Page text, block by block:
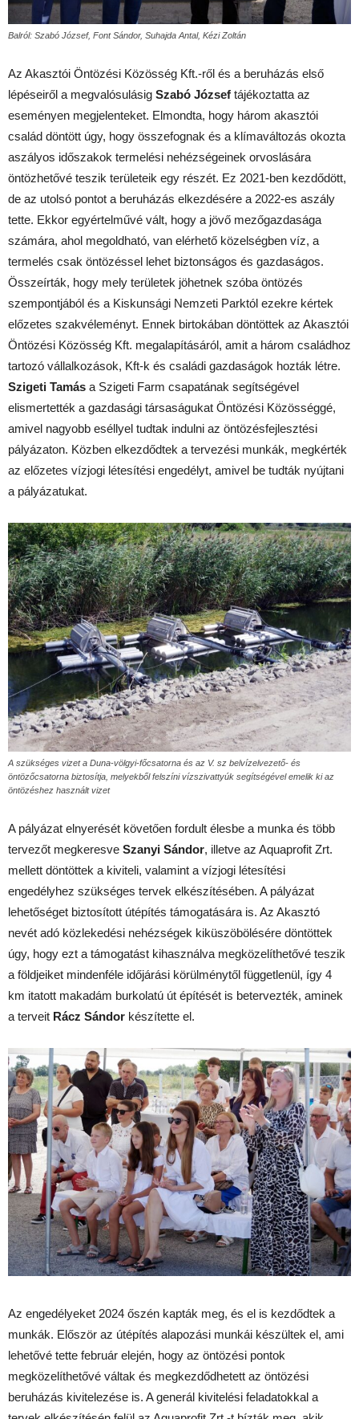
Balról: Szabó József, Font Sándor, Suhajda Antal, Kézi Zoltán
Az Akasztói Öntözési Közösség Kft.-ről és a beruházás első
lépéseiről a megvalósulásig Szabó József tájékoztatta az
eseményen megjelenteket. Elmondta, hogy három akasztói
család döntött úgy, hogy összefognak és a klímaváltozás okozta
aszályos időszakok termelési nehézségeinek orvoslására
öntözhetővé teszik területeik egy részét. Ez 2021-ben kezdődött,
de az utolsó pontot a beruházás elkezdésére a 2022-es aszály
tette. Ekkor egyértelművé vált, hogy a jövő mezőgazdasága
számára, ahol megoldható, van elérhető közelségben víz, a
termelés csak öntözéssel lehet biztonságos és gazdaságos.
Összeírták, hogy mely területek jöhetnek szóba öntözés
szempontjából és a Kiskunsági Nemzeti Parktól ezekre kértek
előzetes szakvéleményt. Ennek birtokában döntöttek az Akasztói
Öntözési Közösség Kft. megalapításáról, amit a három családhoz
tartozó vállalkozások, Kft-k és családi gazdaságok hozták létre.
Szigeti Tamás a Szigeti Farm csapatának segítségével
elismertették a gazdasági társaságukat Öntözési Közösséggé,
amivel nagyobb eséllyel tudtak indulni az öntözésfejlesztési
pályázaton. Közben elkezdődtek a tervezési munkák, megkérték
az előzetes vízjogi létesítési engedélyt, amivel be tudták nyújtani
a pályázatukat.
A szükséges vizet a Duna-völgyi-főcsatorna és az V. sz belvízelvezető- és
öntözőcsatorna biztosítja, melyekből felszíni vízszivattyúk segítségével emelik ki az
öntözéshez használt vizet
A pályázat elnyerését követően fordult élesbe a munka és több
tervezőt megkeresve Szanyi Sándor, illetve az Aquaprofit Zrt.
mellett döntöttek a kiviteli, valamint a vízjogi létesítési
engedélyhez szükséges tervek elkészítésében. A pályázat
lehetőséget biztosított útépítés támogatására is. Az Akasztó
nevét adó közlekedési nehézségek kiküszöbölésére döntöttek
úgy, hogy ezt a támogatást kihasználva megközelíthetővé teszik
a földjeiket mindenféle időjárási körülménytől függetlenül, így 4
km itatott makadám burkolatú út építését is betervezték, aminek
a terveit Rácz Sándor készítette el.
Az engedélyeket 2024 őszén kapták meg, és el is kezdődtek a
munkák. Először az útépítés alapozási munkái készültek el, ami
lehetővé tette február elején, hogy az öntözési pontok
megközelíthetővé váltak és megkezdődhetett az öntözési
beruházás kivitelezése is. A generál kivitelési feladatokkal a